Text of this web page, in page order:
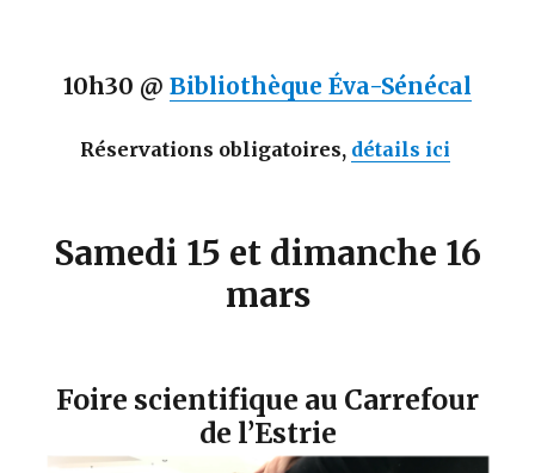
10h30 @ Bibliothèque Éva-Sénécal
Réservations obligatoires, détails ici
Samedi 15 et dimanche 16
mars
Foire scientifique au Carrefour
de l’Estrie